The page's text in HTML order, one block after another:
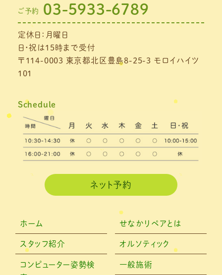
ご予約 03-5933-6789
定休日：月曜日
日・祝は15時まで受付
〒114-0003 東京都北区豊島8-25-3 モロイハイツ
101
Schedule
ネット予約
ホーム せなかリペアとは
スタッフ紹介 オルソティック
コンピューター姿勢検
一般施術